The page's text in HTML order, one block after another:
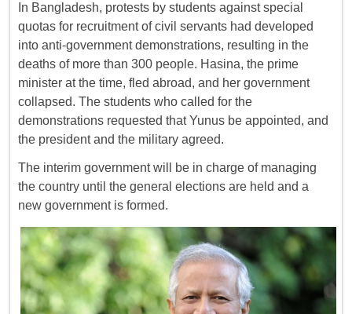
In Bangladesh, protests by students against special
quotas for recruitment of civil servants had developed
into anti-government demonstrations, resulting in the
deaths of more than 300 people. Hasina, the prime
minister at the time, fled abroad, and her government
collapsed. The students who called for the
demonstrations requested that Yunus be appointed, and
the president and the military agreed.
The interim government will be in charge of managing
the country until the general elections are held and a
new government is formed.